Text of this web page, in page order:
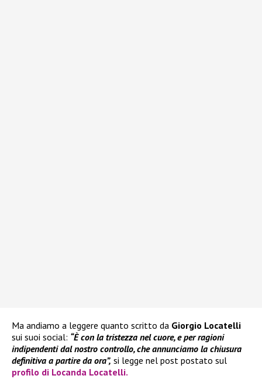
Ma andiamo a leggere quanto scritto da Giorgio Locatelli
sui suoi social: “È con la tristezza nel cuore, e per ragioni
indipendenti dal nostro controllo, che annunciamo la chiusura
definitiva a partire da ora”, si legge nel post postato sul
profilo di Locanda Locatelli.